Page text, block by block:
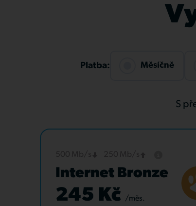
Platba: Měsíčně
S
Internet Bronze
245 Kč /měs.